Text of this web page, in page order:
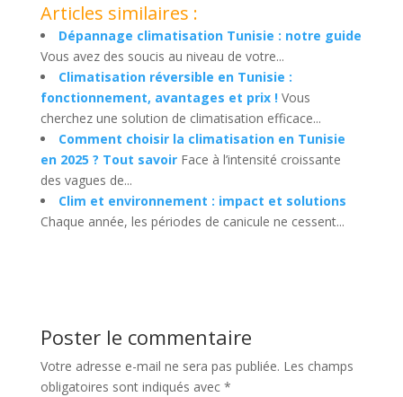
Articles similaires :
Dépannage climatisation Tunisie : notre guide
Vous avez des soucis au niveau de votre...
Climatisation réversible en Tunisie :
fonctionnement, avantages et prix ! Vous
cherchez une solution de climatisation efficace...
Comment choisir la climatisation en Tunisie
en 2025 ? Tout savoir Face à l’intensité croissante
des vagues de...
Clim et environnement : impact et solutions
Chaque année, les périodes de canicule ne cessent...
Poster le commentaire
Votre adresse e-mail ne sera pas publiée. Les champs
obligatoires sont indiqués avec *